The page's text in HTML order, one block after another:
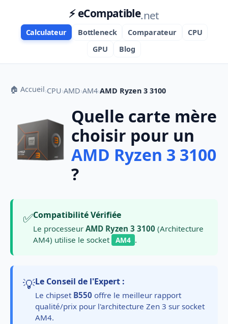
⚡ eCompatible.net
Calculateur Bottleneck Comparateur
CPU
GPU
Blog
🏠 Accueil›CPU›AMD›AM4›AMD Ryzen 3 3100
Quelle carte mère
choisir pour un
AMD Ryzen 3 3100
?
✅Compatibilité Vérifiée
Le processeur AMD Ryzen 3 3100 (Architecture
AM4) utilise le socket AM4 .
💡Le Conseil de l'Expert :
Le chipset B550 offre le meilleur rapport
qualité/prix pour l'architecture Zen 3 sur socket
AM4.